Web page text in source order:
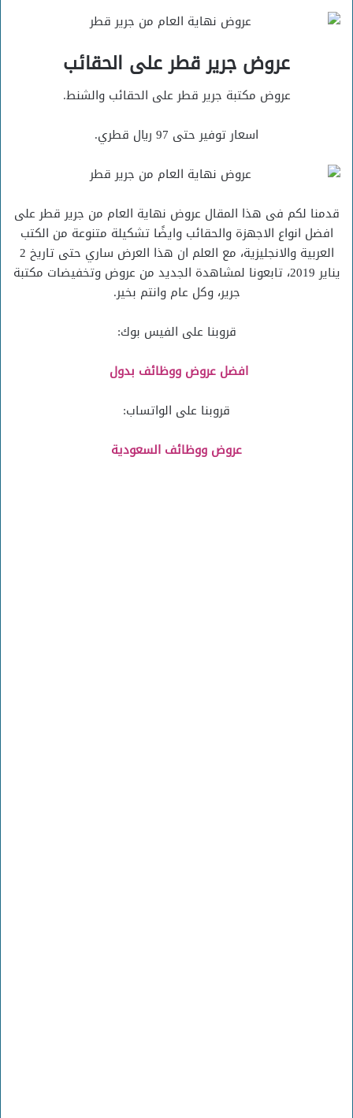
عروض جرير قطر على الحقائب
عروض مكتبة جرير قطر على الحقائب والشنط.
اسعار توفير حتى 97 ريال قطري.
قدمنا لكم فى هذا المقال عروض نهاية العام من جرير قطر على
افضل انواع الاجهزة والحقائب وايضًا تشكيلة متنوعة من الكتب
العربية والانجليزية، مع العلم ان هذا العرض ساري حتى تاريخ 2
يناير 2019، تابعونا لمشاهدة الجديد من عروض وتخفيضات مكتبة
جرير، وكل عام وانتم بخير.
قروبنا على الفيس بوك:
افضل عروض ووظائف بدول
قروبنا على الواتساب:
عروض ووظائف السعودية